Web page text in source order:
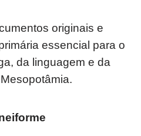
originais e
essencial para o
da linguagem e da